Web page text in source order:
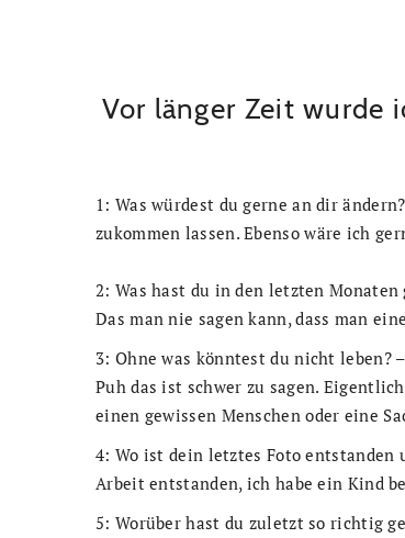
Vor länger Zeit wurde
1: Was würdest du gerne an dir
zukommen lassen. Ebenso wäre ich
2: Was hast du in den letzten Monaten
Das man nie sagen kann, dass man
3: Ohne was könntest du nicht leben? –
Puh das ist schwer zu sagen.
einen gewissen Menschen oder eine
4: Wo ist dein letztes Foto entstanden
Arbeit entstanden, ich habe ein Kind
5: Worüber hast du zuletzt so richtig